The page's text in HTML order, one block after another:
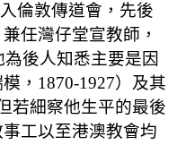
倫敦傳道會，先後
任灣仔堂宣教師，
後人知悉主要是因
，1870-1927）及其
若細察他生平的最後
工以至港澳教會均